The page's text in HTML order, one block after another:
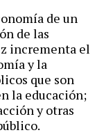
de un
de las
incrementa el
y la
que son
la educación;
y otras